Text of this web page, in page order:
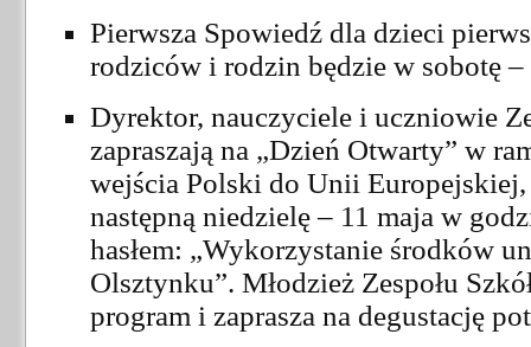
Pierwsza Spowiedź dla dzieci
rodziców i rodzin będzie w sobotę
Dyrektor, nauczyciele i uczniowie
zapraszają na „Dzień Otwarty” w
wejścia Polski do Unii
następną niedzielę – 11 maja w
hasłem: „Wykorzystanie środków
Olsztynku”. Młodzież Zespołu
program i zaprasza na degustację